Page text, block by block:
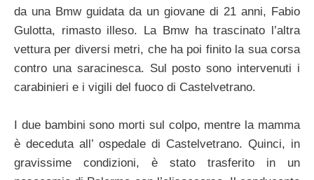
da una Bmw guidata da un giovane di 21 anni, Fabio
Gulotta, rimasto illeso. La Bmw ha trascinato l’altra
vettura per diversi metri, che ha poi finito la sua corsa
contro una saracinesca. Sul posto sono intervenuti i
carabinieri e i vigili del fuoco di Castelvetrano.
I due bambini sono morti sul colpo, mentre la mamma
è deceduta all’ ospedale di Castelvetrano. Quinci, in
gravissime condizioni, è stato trasferito in un